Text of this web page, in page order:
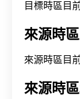
目標時區目
來源時
來源時區目
來源時